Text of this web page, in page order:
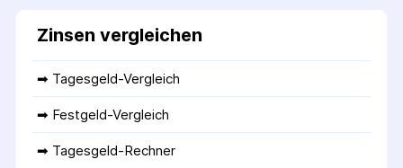
Zinsen vergleichen
➡ Tagesgeld-Vergleich
➡ Festgeld-Vergleich
➡ Tagesgeld-Rechner